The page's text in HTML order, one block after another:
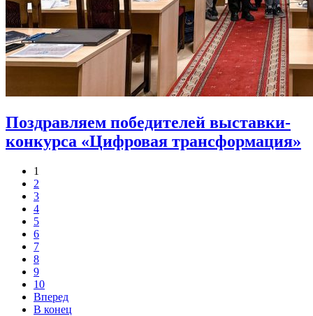
Поздравляем победителей выставки-
конкурса «Цифровая трансформация»
1
2
3
4
5
6
7
8
9
10
Вперед
В конец